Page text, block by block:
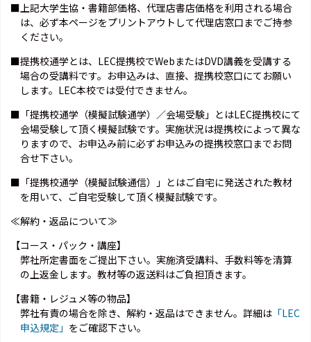
■上記大学生協・書籍部価格、代理店書店価格を利用される場合
は、必ず本ページをプリントアウトして代理店窓口までご持参
ください。
■提携校通学とは、LEC提携校でWebまたはDVD講義を受講する
場合の受講料です。お申込みは、直接、提携校窓口にてお願い
します。LEC本校では受付できません。
■「提携校通学（模擬試験通学）／会場受験」とはLEC提携校にて
会場受験して頂く模擬試験です。実施状況は提携校によって異な
りますので、お申込み前に必ずお申込みの提携校窓口までお問
合せ下さい。
■「提携校通学（模擬試験通信）」とはご自宅に発送された教材
を用いて、ご自宅受験して頂く模擬試験です。
≪解約・返品について≫
【コース・パック・講座】
弊社所定書面をご提出下さい。実施済受講料、手数料等を清算
の上返金します。教材等の返送料はご負担頂きます。
【書籍・レジュメ等の物品】
弊社有責の場合を除き、解約・返品はできません。詳細は 「LEC
申込規定」 をご確認下さい。